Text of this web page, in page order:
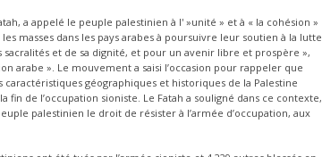
a appelé le peuple palestinien à l' »unité » et à « la cohésion »
masses dans les pays arabes à poursuivre leur soutien à la lutte
et de sa dignité, et pour un avenir libre et prospère »,
arabe ». Le mouvement a saisi l’occasion pour rappeler que
géographiques et historiques de la Palestine
fin de l’occupation sioniste. Le Fatah a souligné dans ce contexte,
palestinien le droit de résister à l’armée d’occupation, aux